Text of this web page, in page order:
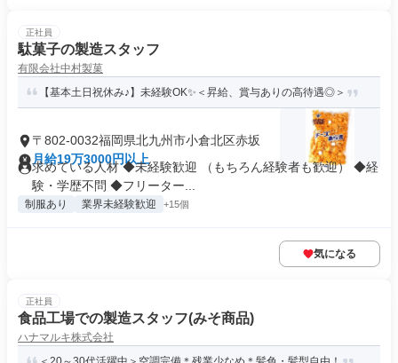
正社員
駄菓子の製造スタッフ
有限会社中村製菓
【基本土日祝休み♪】未経験OK✨＜昇給、賞与ありの高待遇◎＞
〒802-0032福岡県北九州市小倉北区赤坂
月給19万3000円以上
求めている人材 ◆未経験歓迎 （もちろん経験者も歓迎） ◆経
験・学歴不問 ◆フリーター...
制服あり 業界未経験歓迎 +15個
気になる
正社員
食品工場での製造スタッフ(みそ商品)
ハナマルキ株式会社